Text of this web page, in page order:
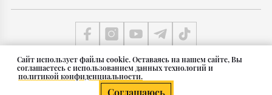
Cайт использует файлы cookie. Оставаясь на нашем сайте, Вы
соглашаетесь с использованием данных технологий и
политикой конфиденциальности.
Соглашаюсь
© 2011 — 2026 Группа СКВИРЕЛ в Беларуси
Карта сайта